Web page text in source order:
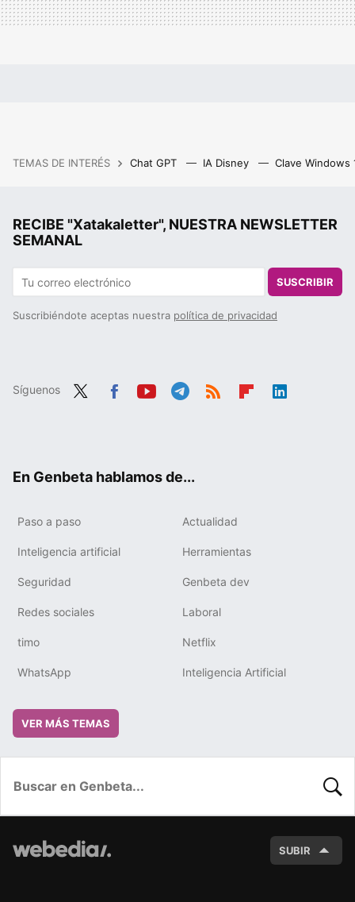
TEMAS DE INTERÉS Chat GPT IA Disney Clave Windows
RECIBE "Xatakaletter", NUESTRA NEWSLETTER
SEMANAL
SUSCRIBIR
Suscribiéndote aceptas nuestra política de privacidad
Síguenos
En Genbeta hablamos de...
Paso a paso Actualidad
Inteligencia artificial Herramientas
Seguridad Genbeta dev
Redes sociales Laboral
timo Netflix
WhatsApp Inteligencia Artificial
VER MÁS TEMAS
SUBIR